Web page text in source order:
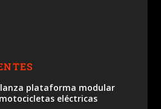
lanza plataforma modular
eléctricas